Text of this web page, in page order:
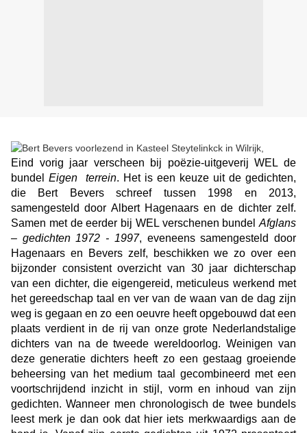
Eind vorig jaar verscheen bij poëzie-uitgeverij WEL de
bundel Eigen terrein. Het is een keuze uit de gedichten,
die Bert Bevers schreef tussen 1998 en 2013,
samengesteld door Albert Hagenaars en de dichter zelf.
Samen met de eerder bij WEL verschenen bundel Afglans
– gedichten 1972 - 1997, eveneens samengesteld door
Hagenaars en Bevers zelf, beschikken we zo over een
bijzonder consistent overzicht van 30 jaar dichterschap
van een dichter, die eigengereid, meticuleus werkend met
het gereedschap taal en ver van de waan van de dag zijn
weg is gegaan en zo een oeuvre heeft opgebouwd dat een
plaats verdient in de rij van onze grote Nederlandstalige
dichters van na de tweede wereldoorlog. Weinigen van
deze generatie dichters heeft zo een gestaag groeiende
beheersing van het medium taal gecombineerd met een
voortschrijdend inzicht in stijl, vorm en inhoud van zijn
gedichten. Wanneer men chronologisch de twee bundels
leest merk je dan ook dat hier iets merkwaardigs aan de